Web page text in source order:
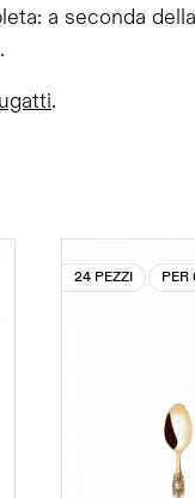
a seconda
.
24 PEZZI PER